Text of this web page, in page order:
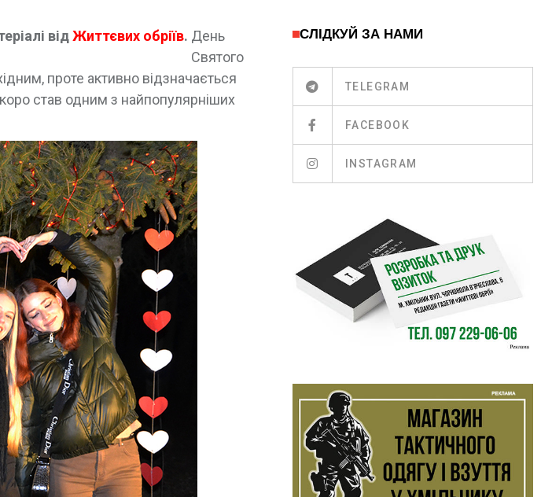
відЖиттєвих обріїв. День
Святого
проте активно відзначається
став одним з найпопулярніших
СЛІДКУЙ ЗА НАМИ
TELEGRAM
FACEBOOK
INSTAGRAM